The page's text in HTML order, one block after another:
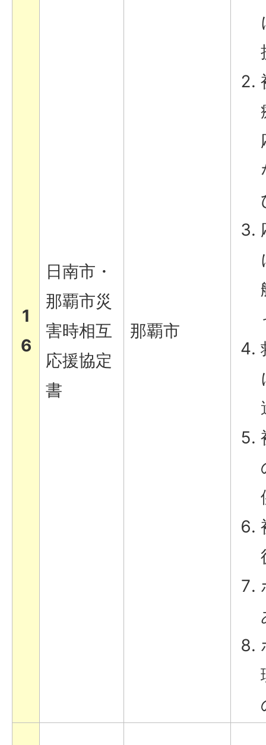
1
6
日南市・
那覇市災
害時相互
応援協定
書
那覇市